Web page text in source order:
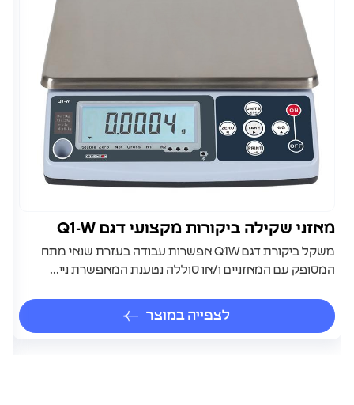
מאזני שקילה ביקורות מקצועי דגם Q1-W
משקל ביקורת דגם Q1W אפשרות עבודה בעזרת שנאי מתח
המסופק עם המאזניים ו/או סוללה נטענת המאפשרת ניי...
לצפייה במוצר